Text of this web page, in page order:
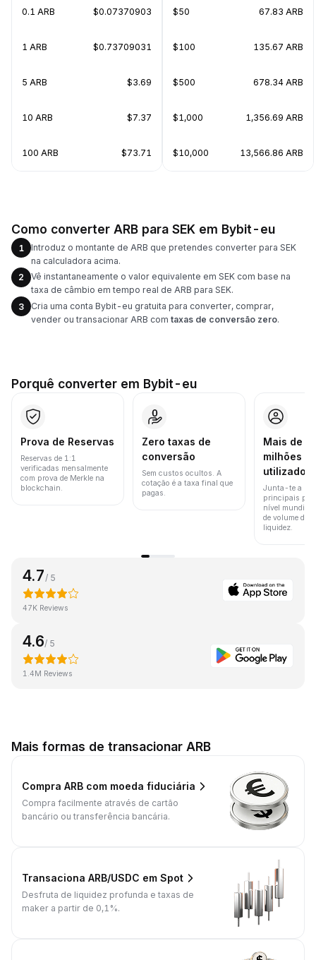
0.1 ARB $0.07370903
1 ARB $0.73709031
5 ARB $3.69
10 ARB $7.37
100 ARB $73.71
$50 67.83 ARB
$100 135.67 ARB
$500 678.34 ARB
$1,000 1,356.69 ARB
$10,000 13,566.86 ARB
Como converter ARB para SEK em Bybit-eu
1
Introduz o montante de ARB que pretendes converter para SEK
na calculadora acima.
2
Vê instantaneamente o valor equivalente em SEK com base na
taxa de câmbio em tempo real de ARB para SEK.
3
Cria uma conta Bybit-eu gratuita para converter, comprar,
vender ou transacionar ARB com taxas de conversão zero.
Porquê converter em Bybit-eu
Prova de Reservas
Reservas de 1:1
verificadas mensalmente
com prova de Merkle na
blockchain.
Zero taxas de
conversão
Sem custos ocultos. A
cotação é a taxa final que
pagas.
Mais de
milhões
Junta-te a
principais
nível mundial
de volume de
liquidez.
4.7 / 5
47K Reviews
4.6/ 5
1.4M Reviews
Mais formas de transacionar ARB
Compra ARB com moeda fiduciária
Compra facilmente através de cartão
bancário ou transferência bancária.
Transaciona ARB/USDC em Spot
Desfruta de liquidez profunda e taxas de
maker a partir de 0,1%.